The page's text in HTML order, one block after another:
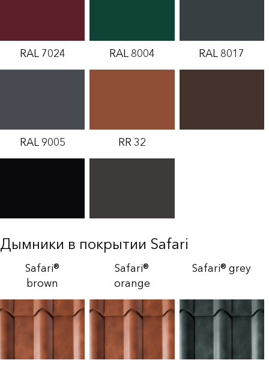
RAL 7024 RAL 8004 RAL 8017
RAL 9005 RR 32
Дымники в покрытии Safari
Safari®
brown
Safari®
orange
Safari® grey